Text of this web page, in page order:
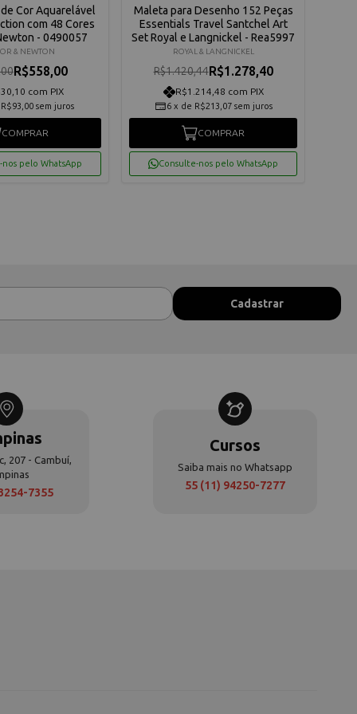
Cor Aquarelável
com 48 Cores
- 0490057
& NEWTON
R$558,00
com PIX
R$93,00 sem juros
COMPRAR
nos pelo WhatsApp
Maleta para Desenho 152 Peças
Essentials Travel Santchel Art
Set Royal e Langnickel - Rea5997
ROYAL & LANGNICKEL
R$1.420,44R$1.278,40
R$1.214,48 com PIX
6 x de R$213,07 sem juros
COMPRAR
Consulte-nos pelo WhatsApp
207 - Cambuí,
7355
Cursos
Saiba mais no Whatsapp
55 (11) 94250-7277